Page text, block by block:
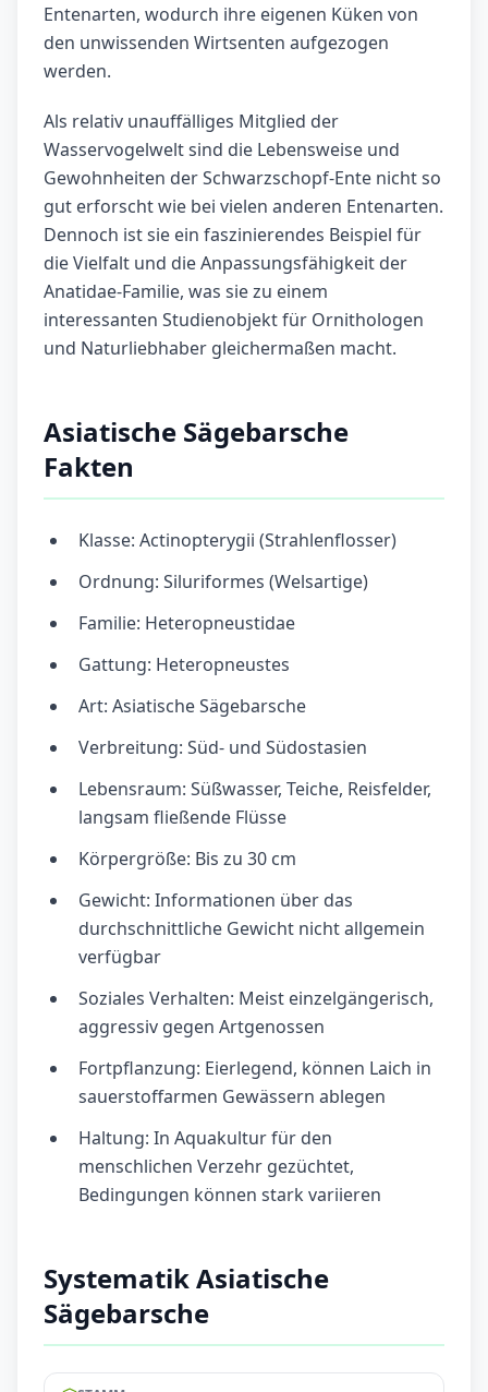
Entenarten, wodurch ihre eigenen Küken von
den unwissenden Wirtsenten aufgezogen
werden.
Als relativ unauffälliges Mitglied der
Wasservogelwelt sind die Lebensweise und
Gewohnheiten der Schwarzschopf-Ente nicht so
gut erforscht wie bei vielen anderen Entenarten.
Dennoch ist sie ein faszinierendes Beispiel für
die Vielfalt und die Anpassungsfähigkeit der
Anatidae-Familie, was sie zu einem
interessanten Studienobjekt für Ornithologen
und Naturliebhaber gleichermaßen macht.
Asiatische Sägebarsche
Fakten
Klasse: Actinopterygii (Strahlenflosser)
Ordnung: Siluriformes (Welsartige)
Familie: Heteropneustidae
Gattung: Heteropneustes
Art: Asiatische Sägebarsche
Verbreitung: Süd- und Südostasien
Lebensraum: Süßwasser, Teiche, Reisfelder,
langsam fließende Flüsse
Körpergröße: Bis zu 30 cm
Gewicht: Informationen über das
durchschnittliche Gewicht nicht allgemein
verfügbar
Soziales Verhalten: Meist einzelgängerisch,
aggressiv gegen Artgenossen
Fortpflanzung: Eierlegend, können Laich in
sauerstoffarmen Gewässern ablegen
Haltung: In Aquakultur für den
menschlichen Verzehr gezüchtet,
Bedingungen können stark variieren
Systematik Asiatische
Sägebarsche